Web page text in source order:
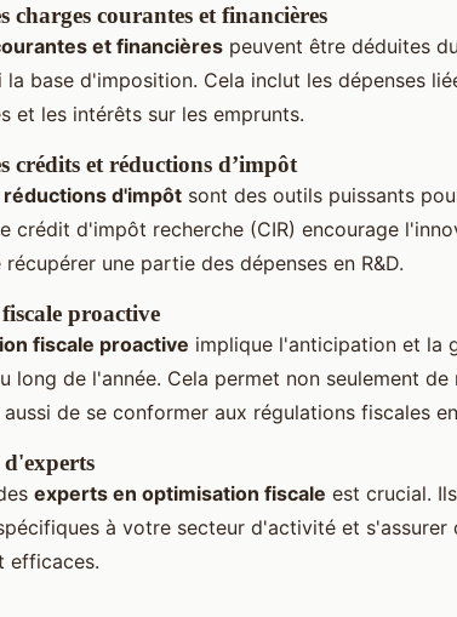
charges courantes et financières
et financières peuvent être déduites
la base d'imposition. Cela inclut les dépenses
et les intérêts sur les emprunts.
crédits et réductions d’impôt
d'impôt sont des outils puissants
crédit d'impôt recherche (CIR) encourage
une partie des dépenses en R&D.
proactive
fiscale proactive implique l'anticipation et la
long de l'année. Cela permet non seulement de
de se conformer aux régulations fiscales
experts en optimisation fiscale est crucial.
à votre secteur d'activité et s'assurer
efficaces.